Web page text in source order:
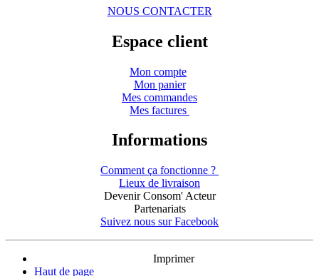
NOUS CONTACTER
Espace client
Mon compte
Mon panier
Mes commandes
Mes factures
Informations
Comment ça fonctionne ?
Lieux de livraison
Devenir Consom' Acteur
Partenariats
Suivez nous sur Facebook
Imprimer
Haut de page